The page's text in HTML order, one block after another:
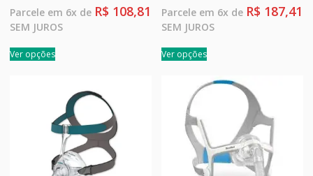
Parcele em 6x de R$ 108,81
SEM JUROS
Ver opções
Parcele em 6x de R$ 187,41
SEM JUROS
Ver opções